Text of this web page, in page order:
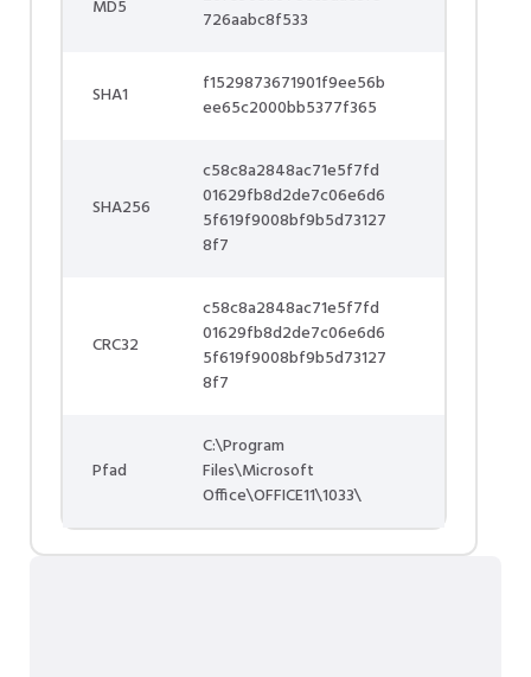
MD5
726aabc8f533
SHA1
f1529873671901f9ee56b
ee65c2000bb5377f365
SHA256
c58c8a2848ac71e5f7fd
01629fb8d2de7c06e6d6
5f619f9008bf9b5d73127
8f7
CRC32
c58c8a2848ac71e5f7fd
01629fb8d2de7c06e6d6
5f619f9008bf9b5d73127
8f7
Pfad
C:\Program
Files\Microsoft
Office\OFFICE11\1033\